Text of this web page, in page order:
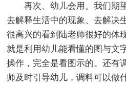
再次、幼儿会用。我们期
去解释生活中的现象、去解决
很高兴的看到陆老师很好的体
就是利用幼儿能看懂的图与文
操作，完全是看图示的。还有
师及时引导幼儿，调料可以做